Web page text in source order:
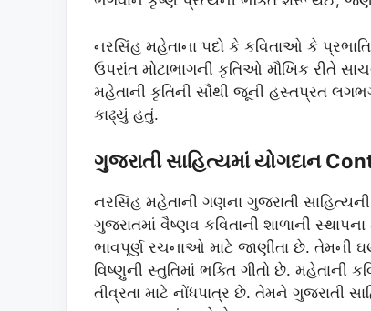
નરસિંહ મહેતાના પદો કે કવિતાઓ કે
ઉપરાંત મોટાભાગની કૃતિઓ મૌખિક રીતે
મહેતાની કૃતિની સૌથી જૂની હસ્તપ્રત
કાઢ્યું હતું.
ગુજરાતી સાહિત્યમાં યોગદાન
નરસિંહ મહેતાની ગણના ગુજરાતી
ગુજરાતમાં વૈષ્ણવ કવિતાની શાળાની
ભાવપૂર્ણ રચનાઓ માટે જાણીતા છે. તેમની
વિષ્ણુની સ્તુતિમાં ભક્તિ ગીતો છે. મહેતાની
તીવ્રતા માટે નોંધપાત્ર છે. તેમને ગુજરાતી